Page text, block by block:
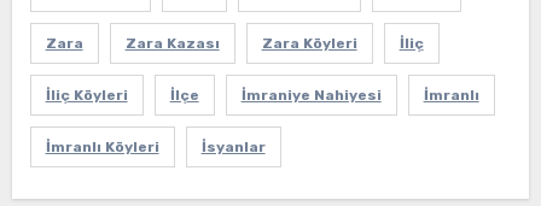
Zara Zara Kazası Zara Köyleri İliç
İliç Köyleri İlçe İmraniye Nahiyesi İmranlı
İmranlı Köyleri İsyanlar